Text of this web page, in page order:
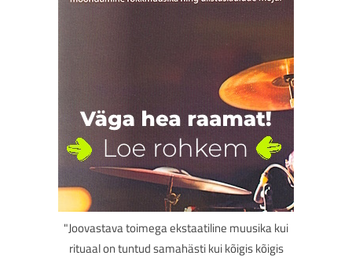
"Joovastava toimega ekstaatiline muusika kui
rituaal on tuntud samahästi kui kõigis kõigis